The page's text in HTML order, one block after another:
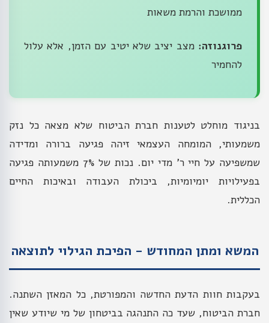
ממושכת והרמת משאות
פרוגנוזה: מצב יציב שלא יטיב עם הזמן, אלא עלול
להחמיר
בניגוד מוחלט לטענות חברת הביטוח שלא מצאה כל נזק
משמעותי, המומחה העצמאי זיהה פגיעה ברורה ומדידה
שמשפיעה על חיי ר' מדי יום. נכות של 7% משמעותה פגיעה
בפעילויות יומיומיות, ביכולת העבודה ובאיכות החיים
הכללית.
המשא ומתן המחודש - הפיכת הגילוי לתוצאה
בעקבות חוות הדעת החדשה והמפורטת, כל המאזן השתנה.
חברת הביטוח, שעד כה התנהגה בביטחון של מי שיודע שאין